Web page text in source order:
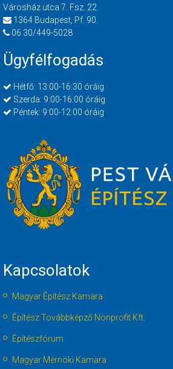
Városház utca 7. Fsz. 22.
1364 Budapest, Pf. 90.
06 30/449-5028
Ügyfélfogadás
Hétfő: 13:00-16:30 óráig
Szerda: 9:00-16:00 óráig
Péntek: 9:00-12:00 óráig
Kapcsolatok
Magyar Építész Kamara
Építész Továbbképző Nonprofit Kft.
Építészfórum
Magyar Mérnöki Kamara